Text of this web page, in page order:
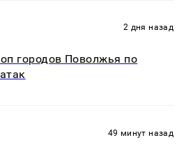
2 дня назад
городов Поволжья по
49 минут назад